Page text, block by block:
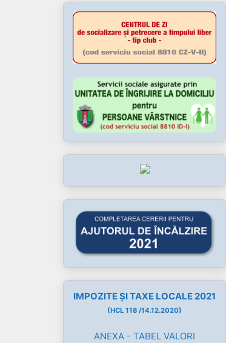
IMPOZITE ȘI TAXE LOCALE 2021
(HCL 118 /14.12.2020)
ANEXA - TABEL VALORI